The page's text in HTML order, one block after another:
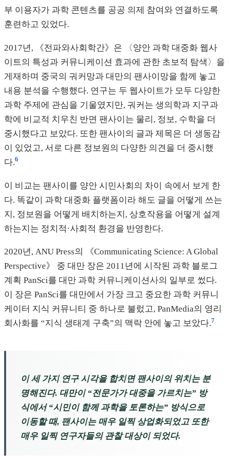
부 이용자가 과학 콘텐츠를 공공 의제 참여와 연결하도록
훈련하고 있었다.
2017년, 《전파와사회학간》은 〈양안 과학 대중화 웹사
이트의 특성과 커뮤니케이션 효과에 관한 초보적 탐색〉을
게재하며 중국의 궈커망과 대만의 팬사이망을 함께 놓고
내용 분석을 수행했다. 연구는 두 웹사이트가 모두 다양한
과학 주제에 관심을 기울였지만, 궈커는 생의학과 지구과
학에 비교적 치우친 반면 팬사이는 물리, 정보, 수학을 더
중시했다고 보았다. 또한 팬사이의 글과 제목은 더 생동감
이 있었고, 서로 다른 정보원의 다양한 의견을 더 중시했
다.6
이 비교는 팬사이를 양안 시민사회의 차이 속에서 보게 한
다. 똑같이 과학 대중화 플랫폼이라 해도 글을 어떻게 쓰는
지, 정보원을 어떻게 배치하는지, 상호작용을 어떻게 설계
하는지는 정치적·사회적 환경을 반영한다.
2020년, ANU Press의 《Communicating Science: A Global
Perspective》 중 대만 장은 2011년에 시작된 과학 블로그
계획 PanSci를 대만 과학 커뮤니케이션사의 일부로 썼다.
이 장은 PanSci를 대만에서 가장 크고 중요한 과학 커뮤니
케이터 지식 커뮤니티 중 하나로 불렀고, PanMedia의 영리
회사화를 “지식 생태계 구축”의 맥락 안에 놓고 보았다.7
이 세 가지 연구 시각을 합치면 팬사이의 위치는 분
명해진다. 대만이 “전문가가 대중을 가르치는” 방
식에서 “시민이 함께 과학을 토론하는” 방식으로
이동할 때, 팬사이는 매우 일찍 상업화되었고 또한
매우 일찍 연구자들의 관찰 대상이 되었다.